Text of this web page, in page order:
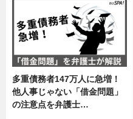
多重債務者147万人に急増！
他人事じゃない「借金問題」
の注意点を弁護士…